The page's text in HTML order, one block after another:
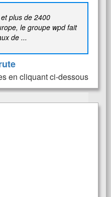
plus de 2400
le groupe wpd fait
de ...
en cliquant ci-dessous